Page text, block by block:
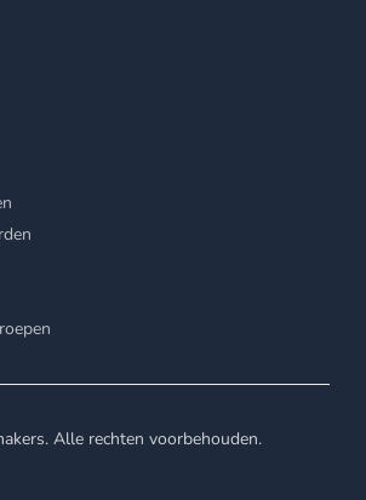
Alle rechten voorbehouden.